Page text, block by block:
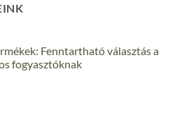
Fenntartható választás a
fogyasztóknak